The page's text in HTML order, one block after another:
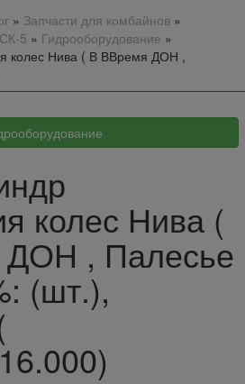
» Запчасти для комбайнов»
5 » Гидрооборудование »
колес Нива ( В ВВремя ДОН ,
колес Нива (
, Палесье
(шт.),